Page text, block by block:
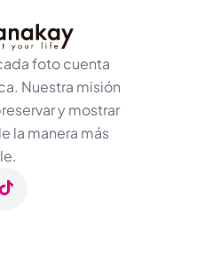
foto cuenta
Nuestra misión
y mostrar
la manera más